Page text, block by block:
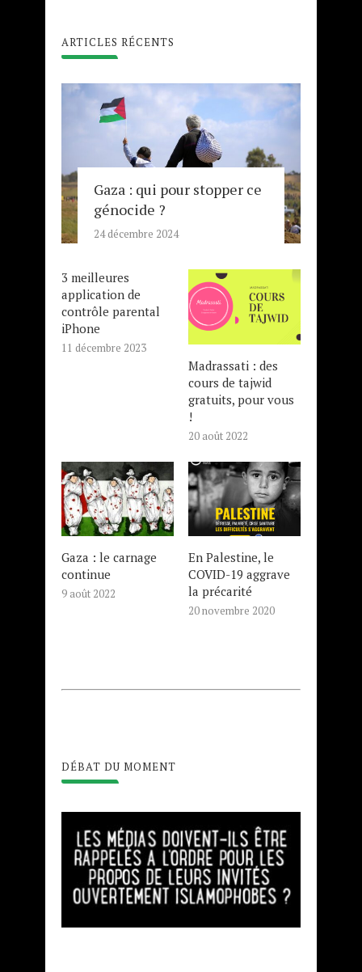
ARTICLES RÉCENTS
Gaza : qui pour stopper ce
génocide ?
24 décembre 2024
3 meilleures
application de
contrôle parental
iPhone
11 décembre 2023
Madrassati : des
cours de tajwid
gratuits, pour vous
!
20 août 2022
Gaza : le carnage
continue
9 août 2022
En Palestine, le
COVID-19 aggrave
la précarité
20 novembre 2020
DÉBAT DU MOMENT